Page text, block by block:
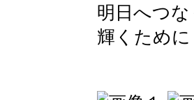
明日へ
輝くため